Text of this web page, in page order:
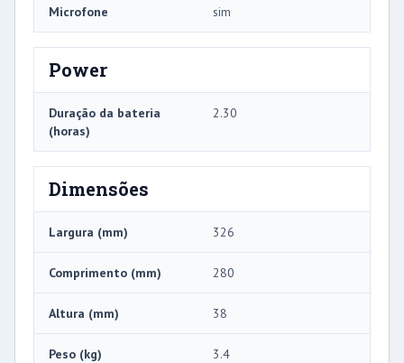
Microfone sim
Power
Duração da bateria
(horas)
2.30
Dimensões
Largura (mm) 326
Comprimento (mm) 280
Altura (mm) 38
Peso (kg) 3.4